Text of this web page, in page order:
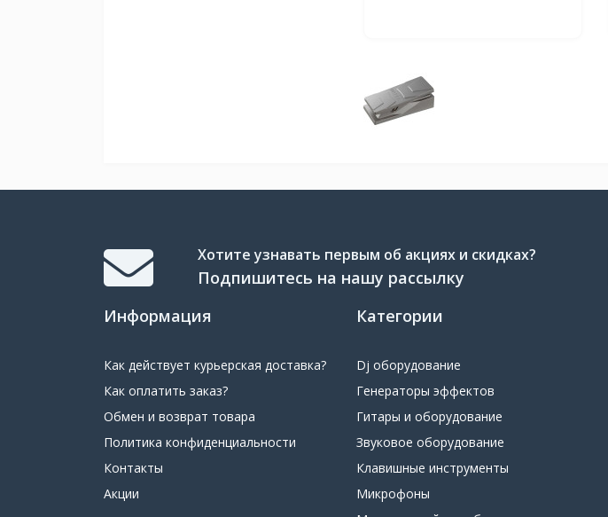
Хотите узнавать первым об акциях и скидках?
Подпишитесь на нашу рассылку
Информация
Как действует курьерская доставка?
Как оплатить заказ?
Обмен и возврат товара
Политика конфиденциальности
Контакты
Акции
Категории
Dj оборудование
Генераторы эффектов
Гитары и оборудование
Звуковое оборудование
Клавишные инструменты
Микрофоны